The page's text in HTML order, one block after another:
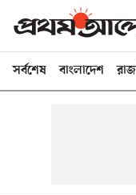
সর্বশেষ বাংলাদেশ